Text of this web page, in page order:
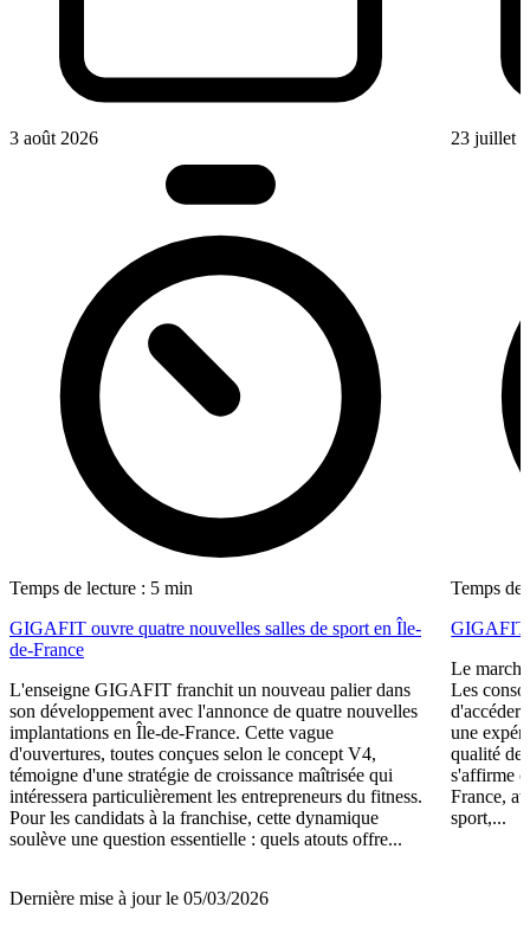
3 août 2026
Temps de lecture : 5 min
GIGAFIT ouvre quatre nouvelles salles de sport en Île-
de-France
L'enseigne GIGAFIT franchit un nouveau palier dans
son développement avec l'annonce de quatre nouvelles
implantations en Île-de-France. Cette vague
d'ouvertures, toutes conçues selon le concept V4,
témoigne d'une stratégie de croissance maîtrisée qui
intéressera particulièrement les entrepreneurs du fitness.
Pour les candidats à la franchise, cette dynamique
soulève une question essentielle : quels atouts offre...
23 juillet
Temps de
GIGAFIT
Le
Les
d'accéder
une
qualité
s'affirme
France,
sport,...
Dernière mise à jour le 05/03/2026